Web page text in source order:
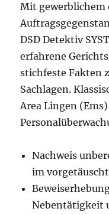
Mit
DSD Detektiv
erfahrene
stichfeste Fakten
Sachlagen.
Area Lingen
Nachweis
im
Nebentätigkeit